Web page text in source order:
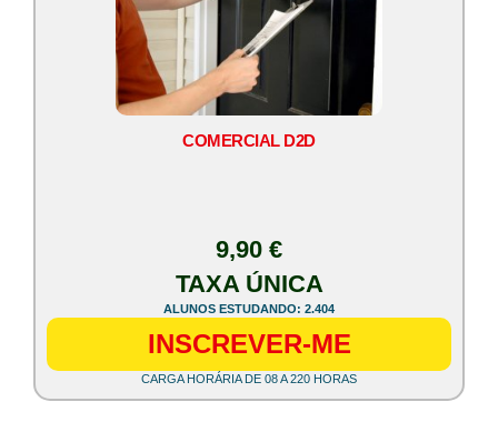
COMERCIAL D2D
9,90 €
TAXA ÚNICA
ALUNOS ESTUDANDO: 2.404
INSCREVER-ME
CARGA HORÁRIA DE 08 A 220 HORAS